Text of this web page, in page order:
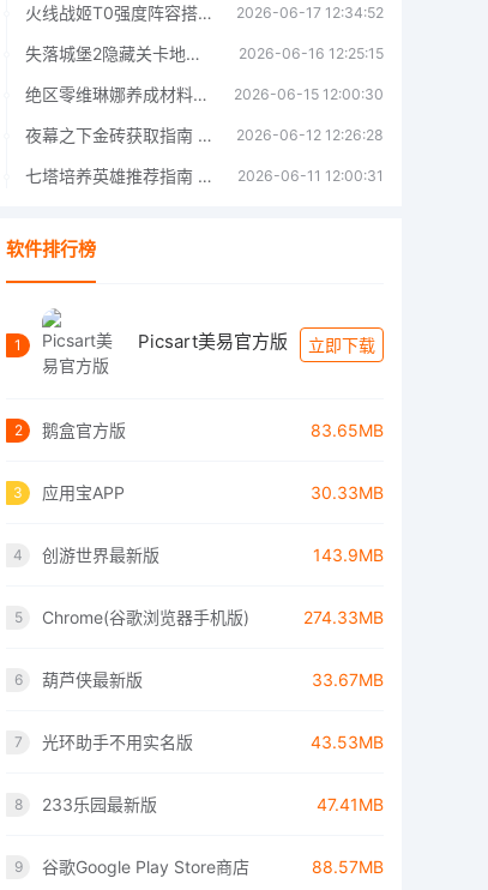
火线战姬T0强度阵容搭配推荐 火线战姬T0强度阵容哪个好 2026-06-17 12:34:52
失落城堡2隐藏关卡地图解锁指南 2026-06-16 12:25:15
绝区零维琳娜养成材料汇总指南 2026-06-15 12:00:30
夜幕之下金砖获取指南 夜幕之下金砖获取方法 2026-06-12 12:26:28
七塔培养英雄推荐指南 七塔培养哪个英雄好 2026-06-11 12:00:31
软件排行榜
1 Picsart美易官方版 立即下载
2 鹅盒官方版 83.65MB
3 应用宝APP 30.33MB
4 创游世界最新版 143.9MB
5 Chrome(谷歌浏览器手机版) 274.33MB
6 葫芦侠最新版 33.67MB
7 光环助手不用实名版 43.53MB
8 233乐园最新版 47.41MB
9 谷歌Google Play Store商店 88.57MB